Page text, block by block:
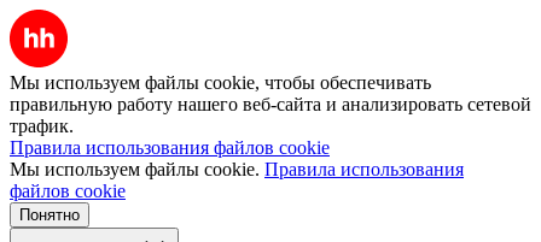
Мы используем файлы cookie, чтобы обеспечивать
правильную работу нашего веб-сайта и анализировать сетевой
трафик.
Правила использования файлов cookie
Мы используем файлы cookie. Правила использования
файлов cookie
Понятно